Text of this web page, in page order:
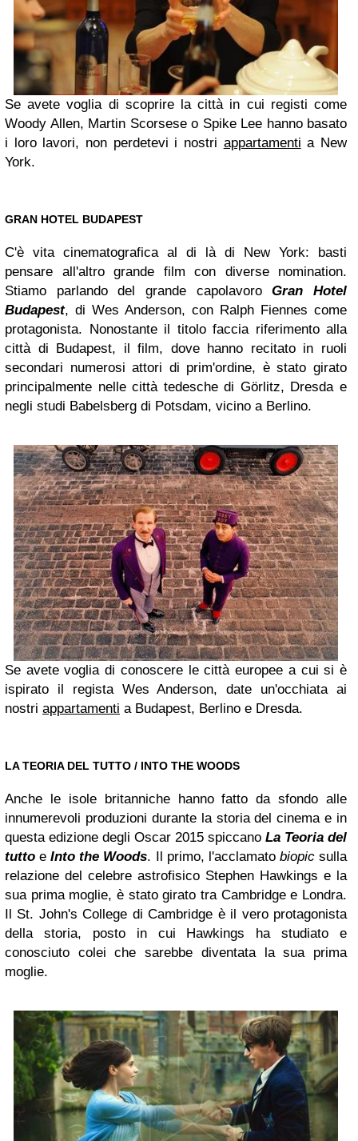
Se avete voglia di scoprire la città in cui registi come
Woody Allen, Martin Scorsese o Spike Lee hanno basato
i loro lavori, non perdetevi i nostri appartamenti a New
York.
GRAN HOTEL BUDAPEST
C'è vita cinematografica al di là di New York: basti
pensare all'altro grande film con diverse nomination.
Stiamo parlando del grande capolavoroGran Hotel
Budapest, di Wes Anderson, con Ralph Fiennes come
protagonista. Nonostante il titolo faccia riferimento alla
città di Budapest, il film, dove hanno recitato in ruoli
secondari numerosi attori di prim'ordine, è stato girato
principalmente nelle città tedesche di Görlitz, Dresda e
negli studi Babelsberg di Potsdam, vicino a Berlino.
Se avete voglia di conoscere le città europee a cui si è
ispirato il regista Wes Anderson, date un'occhiata ai
nostri appartamenti a Budapest, Berlino e Dresda.
LA TEORIA DEL TUTTO / INTO THE WOODS
Anche le isole britanniche hanno fatto da sfondo alle
innumerevoli produzioni durante la storia del cinema e in
questa edizione degli Oscar 2015 spiccano La Teoria del
tutto eInto the Woods. Il primo, l'acclamato biopicsulla
relazione del celebre astrofisico Stephen Hawkings e la
sua prima moglie, è stato girato tra Cambridge e Londra.
Il St. John's College di Cambridge è il vero protagonista
della storia, posto in cui Hawkings ha studiato e
conosciuto colei che sarebbe diventata la sua prima
moglie.